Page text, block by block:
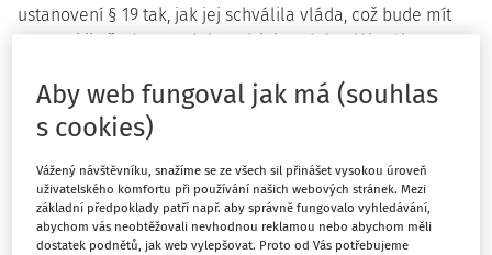
ustanovení § 19 tak, jak jej schválila vláda, což bude mít
na praxi jistě významný dopad, jak zmíním dále. Ale
téměř tři desítky.
Jak již bylo na mnoha platformách k tomuto současnému
návrhu zákona řečeno a napsáno, jeho cílem je
rekodifikovat oblast bezpečnosti práce při provozu
vyhrazených technických zařízení novým, modernějším
způsobem, protože v současnosti se tato oblast řídí v
Aby web fungoval jak má (souhlas
s cookies)
Vážený návštěvníku, snažíme se ze všech sil přinášet vysokou úroveň
uživatelského komfortu při používání našich webových stránek. Mezi
základní předpoklady patří např. aby správně fungovalo vyhledávání,
abychom vás neobtěžovali nevhodnou reklamou nebo abychom měli
dostatek podnětů, jak web vylepšovat. Proto od Vás potřebujeme